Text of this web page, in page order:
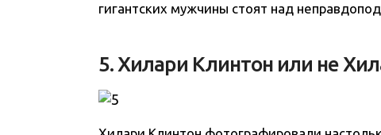
гигантских мужчины стоят над
5. Хилари Клинтон или не